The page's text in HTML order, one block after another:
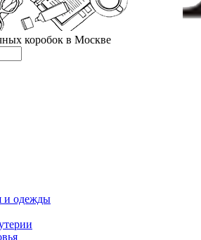
коробок в Москве
и одежды